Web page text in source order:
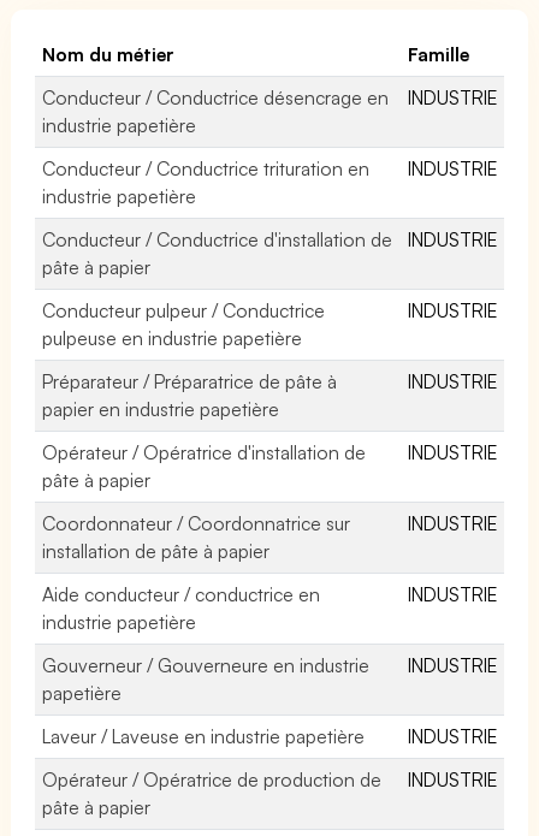
Nom du métier
Famille
Conducteur / Conductrice désencrage en
industrie papetière
INDUSTRIE
Conducteur / Conductrice trituration en
industrie papetière
INDUSTRIE
Conducteur / Conductrice d'installation de
pâte à papier
INDUSTRIE
Conducteur pulpeur / Conductrice
pulpeuse en industrie papetière
INDUSTRIE
Préparateur / Préparatrice de pâte à
papier en industrie papetière
INDUSTRIE
Opérateur / Opératrice d'installation de
pâte à papier
INDUSTRIE
Coordonnateur / Coordonnatrice sur
installation de pâte à papier
INDUSTRIE
Aide conducteur / conductrice en
industrie papetière
INDUSTRIE
Gouverneur / Gouverneure en industrie
papetière
INDUSTRIE
Laveur / Laveuse en industrie papetière
INDUSTRIE
Opérateur / Opératrice de production de
pâte à papier
INDUSTRIE